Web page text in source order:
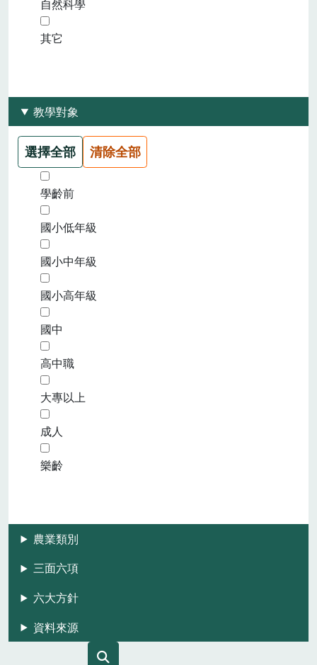
自然科學
其它
教學對象
選擇全部 清除全部
學齡前
國小低年級
國小中年級
國小高年級
國中
高中職
大專以上
成人
樂齡
農業類別
三面六項
六大方針
資料來源